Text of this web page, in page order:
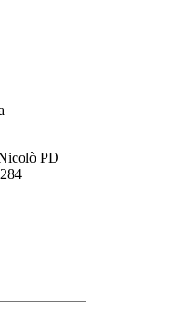
PD